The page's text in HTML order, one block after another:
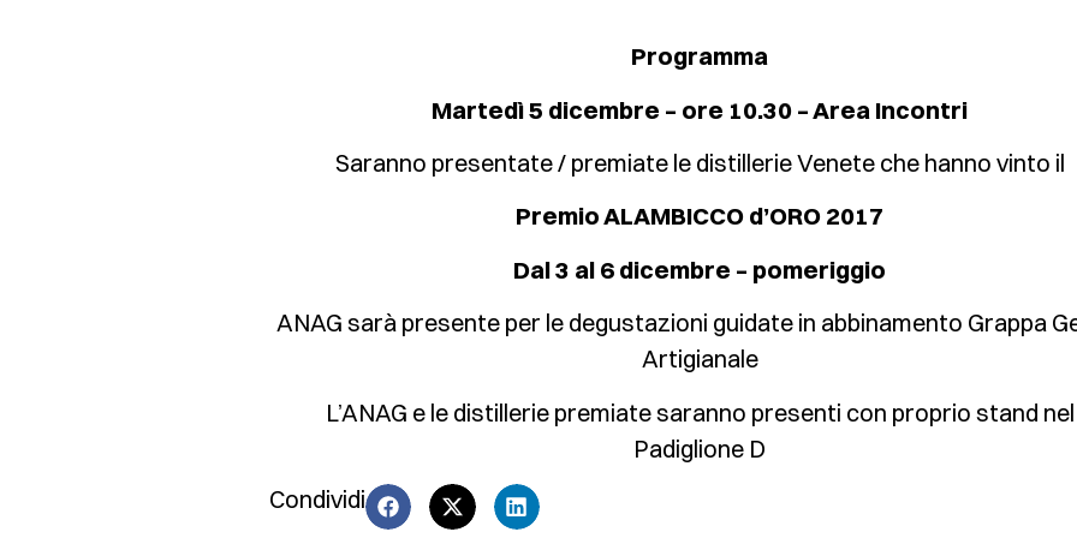
Programma
Martedì 5 dicembre – ore 10.30 – Area Incontri
Saranno presentate / premiate le distillerie Venete che hanno vinto il
Premio ALAMBICCO d’ORO 2017
Dal 3 al 6 dicembre – pomeriggio
ANAG sarà presente per le degustazioni guidate in abbinamento Grappa
Artigianale
L’ANAG e le distillerie premiate saranno presenti con proprio stand nel
Padiglione D
Condividi